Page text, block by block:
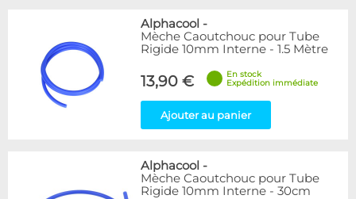
Alphacool -
Mèche Caoutchouc pour Tube
Rigide 10mm Interne - 1.5 Mètre
13,90 €
En stock
Expédition immédiate
Ajouter au panier
Alphacool -
Mèche Caoutchouc pour Tube
Rigide 10mm Interne - 30cm